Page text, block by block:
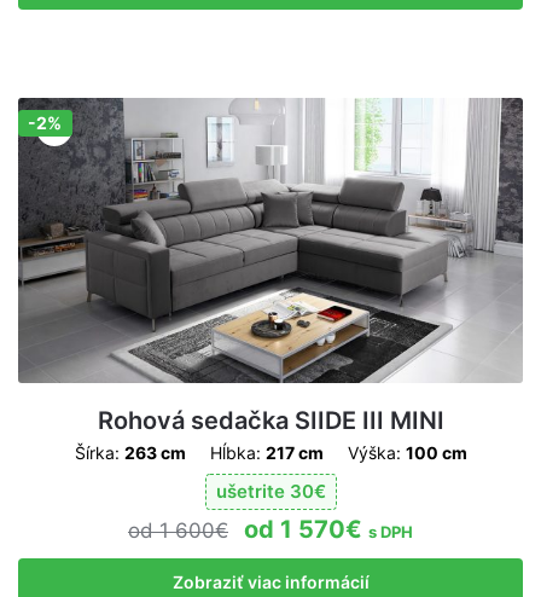
Zľava!
-2%
Rohová sedačka SIIDE III MINI
Šírka: 263 cm Hĺbka: 217 cm Výška: 100 cm
ušetrite 30€
1 600€ 1 570€ s DPH
Zobraziť viac informácií